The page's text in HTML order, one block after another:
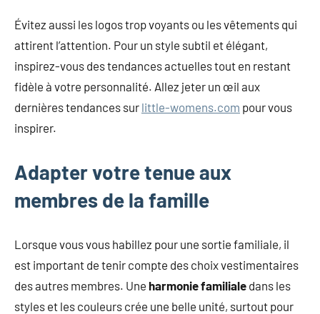
Évitez aussi les logos trop voyants ou les vêtements qui
attirent l’attention. Pour un style subtil et élégant,
inspirez-vous des tendances actuelles tout en restant
fidèle à votre personnalité. Allez jeter un œil aux
dernières tendances sur little-womens.com pour vous
inspirer.
Adapter votre tenue aux
membres de la famille
Lorsque vous vous habillez pour une sortie familiale, il
est important de tenir compte des choix vestimentaires
des autres membres. Une harmonie familiale dans les
styles et les couleurs crée une belle unité, surtout pour